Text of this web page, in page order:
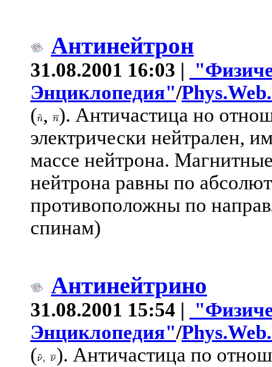
Антинейтрон
31.08.2001 16:03 |
Энциклопедия"/
( , ). Античастица но
электрически нейтрален,
массе нейтрона.
нейтрона равны по
противоположны по
спинам)
Антинейтрино
31.08.2001 15:54 |
Энциклопедия"/
(
). Античастица по